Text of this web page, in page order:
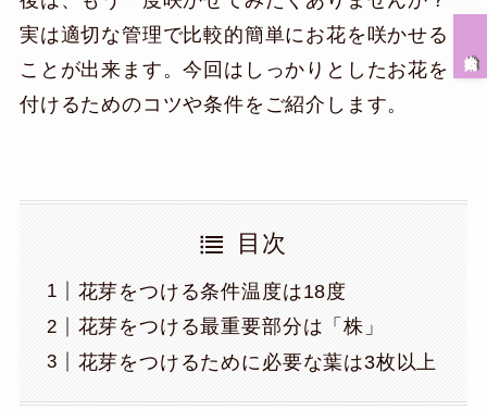
実は適切な管理で比較的簡単にお花を咲かせる
ことが出来ます。今回はしっかりとしたお花を
付けるためのコツや条件をご紹介します。
目次
花芽をつける条件温度は18度
花芽をつける最重要部分は「株」
花芽をつけるために必要な葉は3枚以上